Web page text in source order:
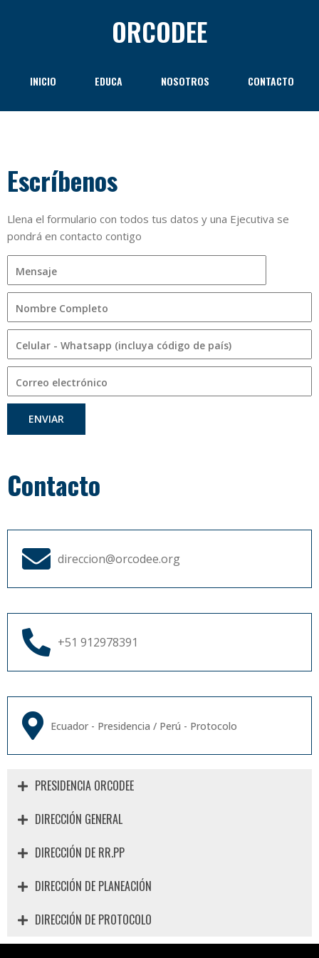
ORCODEE
INICIO EDUCA NOSOTROS CONTACTO
Escríbenos
Llena el formulario con todos tus datos y una Ejecutiva se
pondrá en contacto contigo
ENVIAR
Contacto
direccion@orcodee.org
+51 912978391
Ecuador - Presidencia / Perú - Protocolo
PRESIDENCIA ORCODEE
DIRECCIÓN GENERAL
DIRECCIÓN DE RR.PP
DIRECCIÓN DE PLANEACIÓN
DIRECCIÓN DE PROTOCOLO